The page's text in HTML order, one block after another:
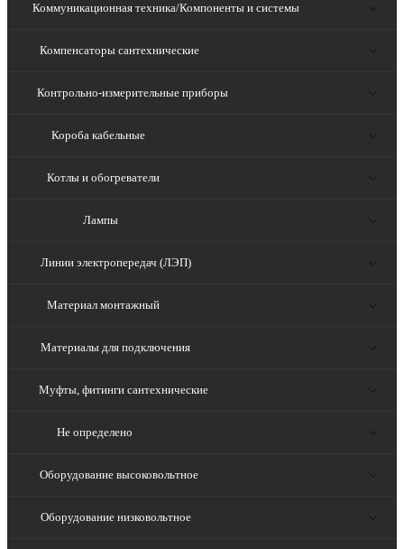
Коммуникационная техника/Компоненты и системы
Компенсаторы сантехнические
Контрольно-измерительные приборы
Короба кабельные
Котлы и обогреватели
Лампы
Линии электропередач (ЛЭП)
Материал монтажный
Материалы для подключения
Муфты, фитинги сантехнические
Не определено
Оборудование высоковольтное
Оборудование низковольтное